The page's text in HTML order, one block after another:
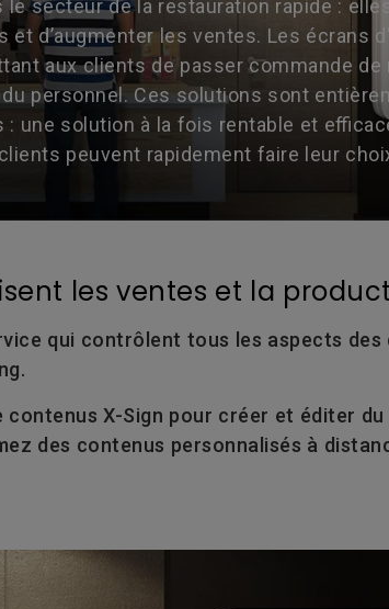
secteur de la restauration rapide :
d’augmenter les ventes. Les écrans
aux clients de passer commande
personnel. Ces solutions sont
une solution à la fois rentable et
peuvent rapidement faire leur
les ventes et la
qui contrôlent tous les aspects des
contenus X-Sign pour créer et éditer
des contenus personnalisés à